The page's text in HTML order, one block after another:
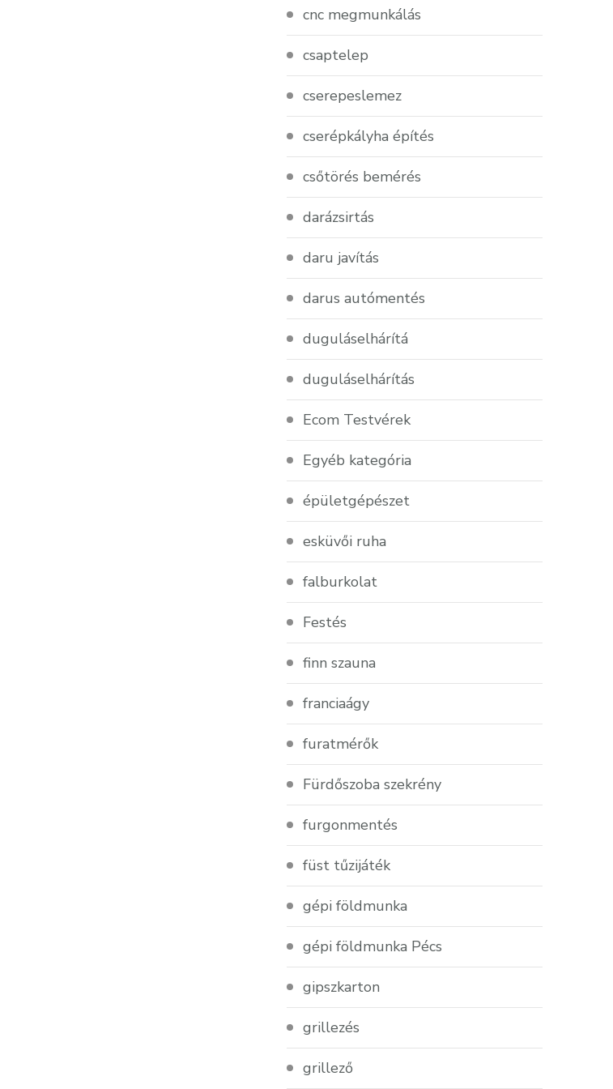
cnc megmunkálás
csaptelep
cserepeslemez
cserépkályha építés
csőtörés bemérés
darázsirtás
daru javítás
darus autómentés
duguláselhárítá
duguláselhárítás
Ecom Testvérek
Egyéb kategória
épületgépészet
esküvői ruha
falburkolat
Festés
finn szauna
franciaágy
furatmérők
Fürdőszoba szekrény
furgonmentés
füst tűzijáték
gépi földmunka
gépi földmunka Pécs
gipszkarton
grillezés
grillező